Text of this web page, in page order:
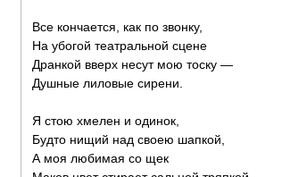
Все кончается, как по звонку,
На убогой театральной сцене
Дранкой вверх несут мою тоску —
Душные лиловые сирени.
Я стою хмелен и одинок,
Будто нищий над своею шапкой,
А моя любимая со щек